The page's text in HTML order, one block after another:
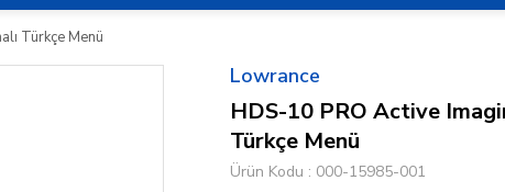
Türkçe Menü
Lowrance
HDS-10 PRO Active
Türkçe Menü
Ürün Kodu 000-15985-001